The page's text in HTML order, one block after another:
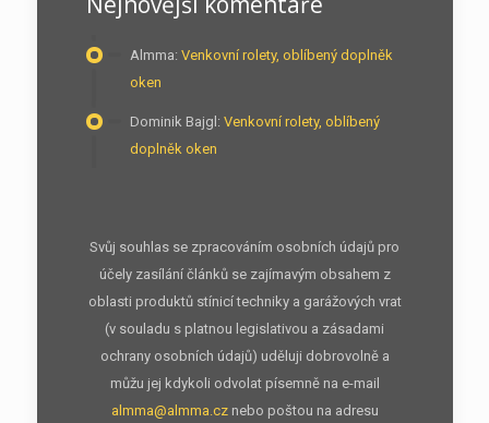
Almma: Venkovní rolety, oblíbený doplněk
oken
Dominik Bajgl : Venkovní rolety, oblíbený
doplněk oken
Svůj souhlas se zpracováním osobních údajů pro
účely zasílání článků se zajímavým obsahem z
oblasti produktů stínicí techniky a garážových vrat
(v souladu s platnou legislativou a zásadami
ochrany osobních údajů) uděluji dobrovolně a
můžu jej kdykoli odvolat písemně na e-mail
almma@almma.cznebo poštou na adresu